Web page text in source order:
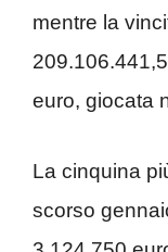
mentre la
euro, giocata
La cinquina
scorso